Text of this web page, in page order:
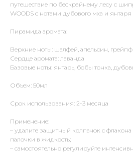
путешествие по бескрайнему лесу c
WOODS c нотами дубового мха и янтаря
Пирамида аромата:
Верхние ноты: шалфей, апельсин,
Сердце аромата: лаванда
Базовые ноты: янтарь, бобы тонка,
Объем: 50мл
Срок использования: 2-3 месяца
Применение:
– удалите защитный колпачок с флакона
палочки в жидкость;
– самостоятельно регулируйте